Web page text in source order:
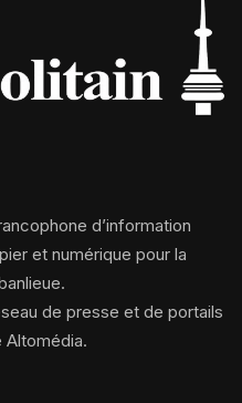
d’information
et numérique pour la
de presse et de portails
Altomédia.